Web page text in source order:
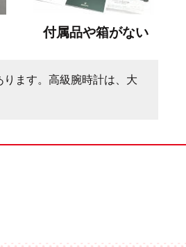
付属品や箱がない
ます。高級腕時計は、大